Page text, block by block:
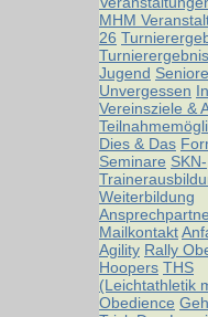
MHM
26
Jugend
Unvergessen
Vereinsziele &
Dies & Das
Seminare SKN-
Weiterbildung
Mailkontakt
Agility Rally
Hoopers THS
(Leichtathletik
Obedience